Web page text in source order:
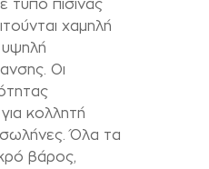
τύπο πισίνας
χαµηλή
υψηλή
Οι
κολλητή
Όλα τα
βάρος,